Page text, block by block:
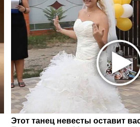
Этот танец невесты оставит